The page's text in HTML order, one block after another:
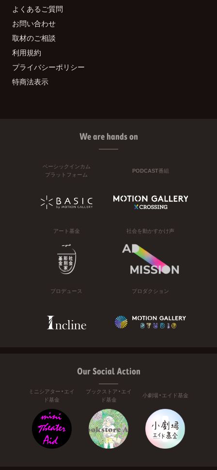
よくあるご質問
お問い合わせ
取材のご相談
利用規約
プライバシーポリシー
特商法表示
We are hands on
ベーシックインカム
プラットフォーム
PODCAST番組
アート基金 社会を動かすかけ声
プロデュース プロダクション
Our Social Action
ミニシアター・エイ
ド基金
ブックストア・エイ
ド基金
小劇場・エイド基金